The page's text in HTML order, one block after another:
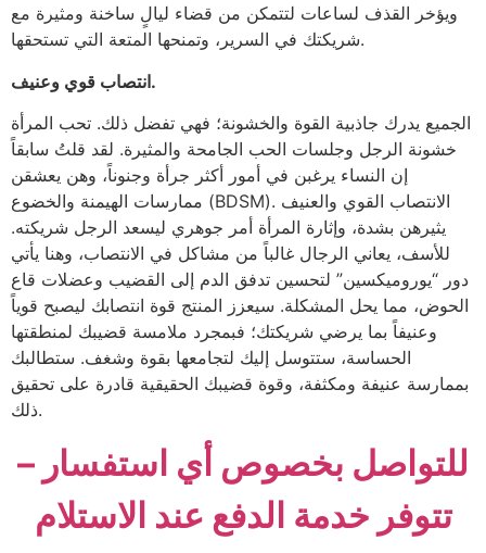
ويؤخر القذف لساعات لتتمكن من قضاء ليالٍ ساخنة ومثيرة مع
شريكتك في السرير، وتمنحها المتعة التي تستحقها.
انتصاب قوي وعنيف.
الجميع يدرك جاذبية القوة والخشونة؛ فهي تفضل ذلك. تحب المرأة
خشونة الرجل وجلسات الحب الجامحة والمثيرة. لقد قلتُ سابقاً
إن النساء يرغبن في أمور أكثر جرأة وجنوناً، وهن يعشقن
ممارسات الهيمنة والخضوع (BDSM). الانتصاب القوي والعنيف
يثيرهن بشدة، وإثارة المرأة أمر جوهري ليسعد الرجل شريكته.
للأسف، يعاني الرجال غالباً من مشاكل في الانتصاب، وهنا يأتي
دور “يوروميكسين” لتحسين تدفق الدم إلى القضيب وعضلات قاع
الحوض، مما يحل المشكلة. سيعزز المنتج قوة انتصابك ليصبح قوياً
وعنيفاً بما يرضي شريكتك؛ فبمجرد ملامسة قضيبك لمنطقتها
الحساسة، ستتوسل إليك لتجامعها بقوة وشغف. ستطالبك
بممارسة عنيفة ومكثفة، وقوة قضيبك الحقيقية قادرة على تحقيق
ذلك.
للتواصل بخصوص أي استفسار –
تتوفر خدمة الدفع عند الاستلام